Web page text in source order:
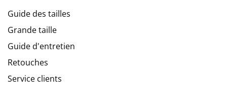
Guide des tailles
Grande taille
Guide d'entretien
Retouches
Service clients